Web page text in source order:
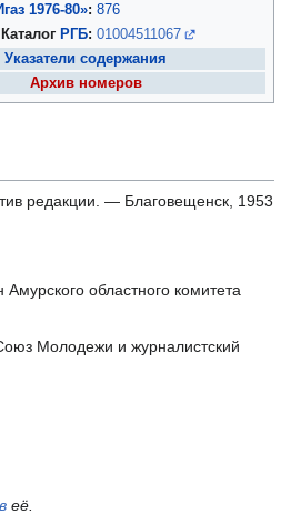
1976-80»: 876
Каталог РГБ: 01004511067
Указатели содержания
Архив номеров
редакции. — Благовещенск, 1953
областного комитета
Молодежи и журналистский
её.